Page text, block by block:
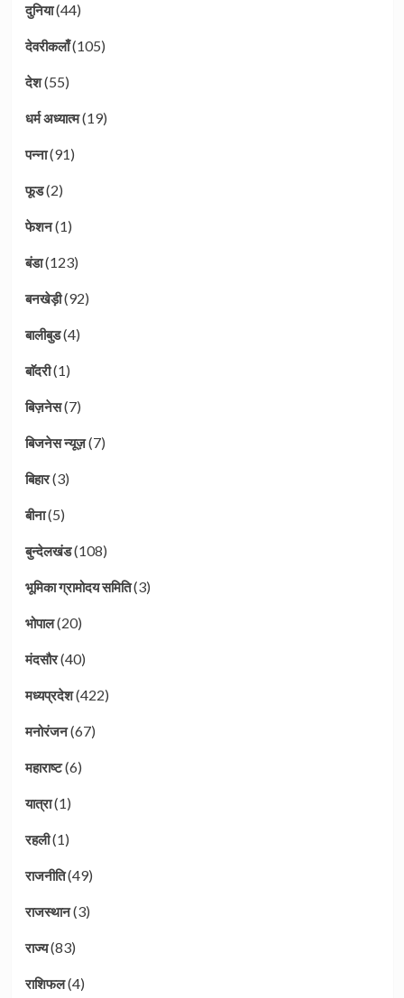
दुनिया(44)
देवरीकलाँ(105)
देश(55)
धर्म अध्यात्म(19)
पन्ना(91)
फूड(2)
फेशन(1)
बंडा(123)
बनखेड़ी(92)
बालीबुड(4)
बाॅदरी(1)
बिज़नेस(7)
बिजनेस न्यूज़(7)
बिहार(3)
बीना(5)
बुन्देलखंड(108)
भूमिका ग्रामोदय समिति(3)
भोपाल(20)
मंदसौर(40)
मध्यप्रदेश(422)
मनोरंजन(67)
महाराष्ट(6)
यात्रा(1)
रहली(1)
राजनीति(49)
राजस्थान(3)
राज्य(83)
राशिफल(4)